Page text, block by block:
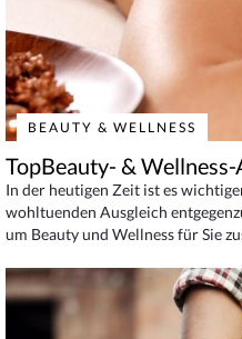
BEAUTY & WELLNESS
TopBeauty- & Wellness-
In der heutigen Zeit ist es
wohltuenden Ausgleich
um Beauty und Wellness für Sie